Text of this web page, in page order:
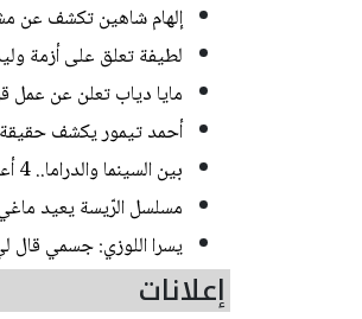
إلهام شاهين تكشف عن
لطيفة تعلق على أزمة
مايا دياب تعلن عن عمل
أحمد تيمور يكشف
بين السينما والدراما.. 4 أعمال مصرية جديدة تُعرض في أغسطس
مسلسل الرّيسة يعيد ماغي
يسرا اللوزي: جسمي قال
إعلانات